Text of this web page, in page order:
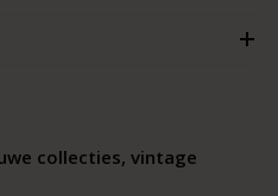
collecties, vintage